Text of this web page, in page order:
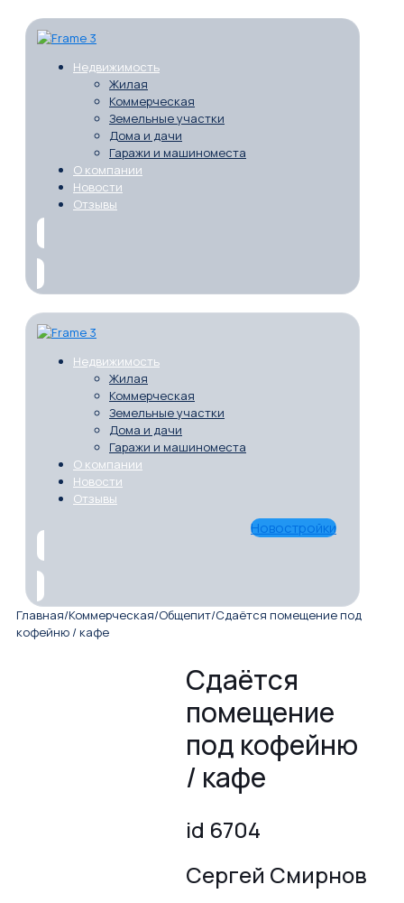
Недвижимость
Жилая
Коммерческая
Земельные участки
Дома и дачи
Гаражи и машиноместа
О компании
Новости
Отзывы
Недвижимость
Жилая
Коммерческая
Земельные участки
Дома и дачи
Гаражи и машиноместа
О компании
Новости
Отзывы
Новостройки
Главная/Коммерческая/Общепит/Сдаётся помещение под
кофейню / кафе
Сдаётся
помещение
под кофейню
/ кафе
id 6704
Сергей Смирнов